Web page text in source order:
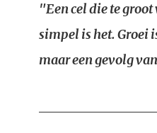
"Een cel die te
simpel is het. Groei
maar een gevolg